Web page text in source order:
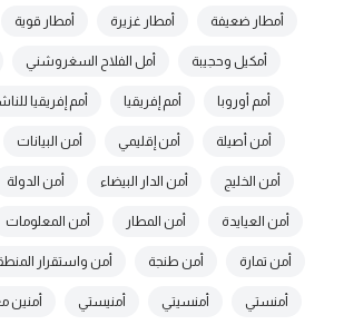
أمطار ضعيفة أمطار غزيرة أمطار قوية
أمكيل وحجيبة أمل الفلاح السغروشني
أمم أوروبا أمم إفريقيا أمم إفريقيا
أمن أصيلة أمن إقليمي أمن البيانات
أمن الخليج أمن الدار البيضاء أمن الدولة
أمن العيايدة أمن المطار أمن المعلومات
أمن تمارة أمن طنجة أمن واستقرار
أمنستي أمنسيتي أمنيستي أمنين